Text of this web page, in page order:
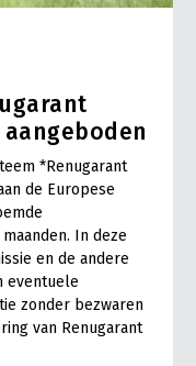
*Renugarant
de Europese
In deze
en de andere
eventuele
zonder bezwaren
van Renugarant